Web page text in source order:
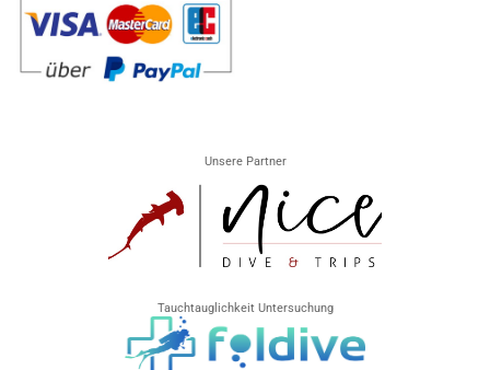
Unsere Partner
Tauchtauglichkeit Untersuchung